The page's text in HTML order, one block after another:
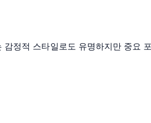
정적 스타일로도 유명하지만 중요